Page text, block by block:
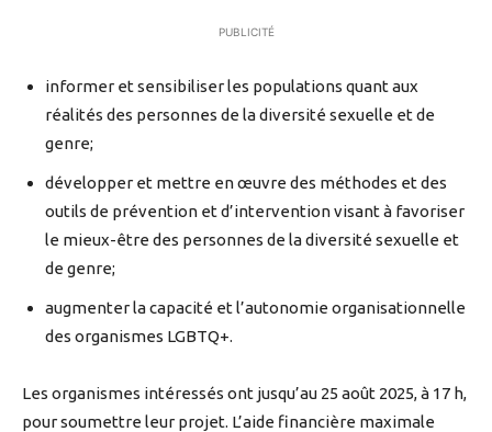
PUBLICITÉ
informer et sensibiliser les populations quant aux
réalités des personnes de la diversité sexuelle et de
genre;
développer et mettre en œuvre des méthodes et des
outils de prévention et d’intervention visant à favoriser
le mieux-être des personnes de la diversité sexuelle et
de genre;
augmenter la capacité et l’autonomie organisationnelle
des organismes LGBTQ+.
Les organismes intéressés ont jusqu’au 25 août 2025, à 17 h,
pour soumettre leur projet. L’aide financière maximale